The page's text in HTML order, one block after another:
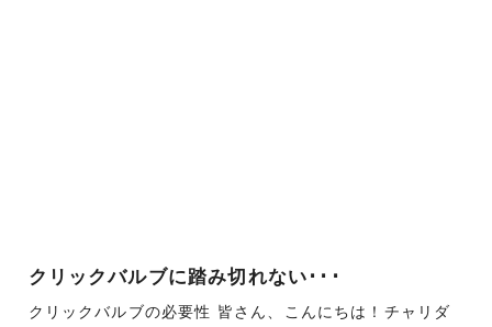
クリックバルブに踏み切れない･･･
クリックバルブの必要性 皆さん、こんにちは！チャリダ